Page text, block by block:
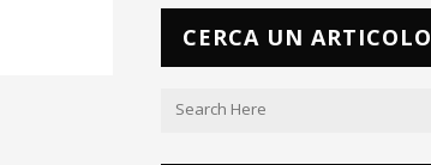
CERCA UN ARTICOLO